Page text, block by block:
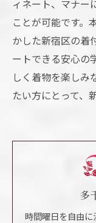
ィネート、マナー
ことが可能です。
かした新宿区の着
ートできる安心の
しく着物を楽しみ
たい方にとって、
多
時間曜日を自由